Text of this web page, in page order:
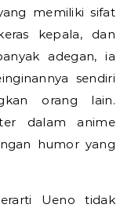
memiliki sifat
kepala, dan
adegan, ia
sendiri
orang lain.
dalam anime
humor yang
Ueno tidak